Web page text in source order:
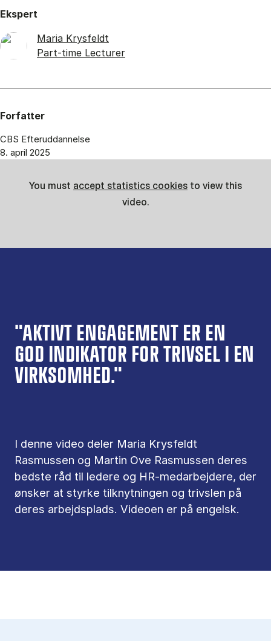
Ekspert
Maria Krysfeldt
Part-time Lecturer
Forfatter
CBS Efteruddannelse
8. april 2025
"AKTIVT ENGAGEMENT ER EN
GOD INDIKATOR FOR TRIVSEL I EN
VIRKSOMHED."
I denne video deler Maria Krysfeldt
Rasmussen og Martin Ove Rasmussen deres
bedste råd til ledere og HR-medarbejdere, der
ønsker at styrke tilknytningen og trivslen på
deres arbejdsplads. Videoen er på engelsk.
You must accept statistics cookies to view this
video.